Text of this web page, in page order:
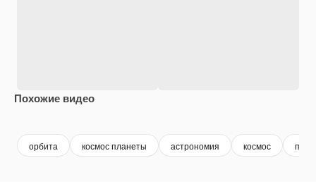
Похожие видео
орбита космос планеты астрономия космос